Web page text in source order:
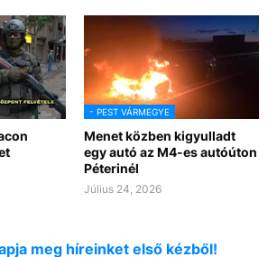
- PEST VÁRMEGYE
Menet közben kigyulladt
egy autó az M4-es autóúton
Péterinél
Július 24, 2026
meg híreinket első kézből!